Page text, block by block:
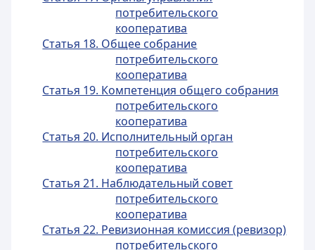
потребительского
кооператива
Статья 18. Общее собрание
потребительского
кооператива
Статья 19. Компетенция общего собрания
потребительского
кооператива
Статья 20. Исполнительный орган
потребительского
кооператива
Статья 21. Наблюдательный совет
потребительского
кооператива
Статья 22. Ревизионная комиссия (ревизор)
потребительского